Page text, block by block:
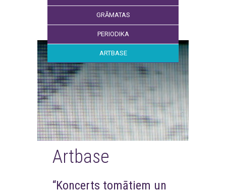
GRĀMATAS
PERIODIKA
ARTBASE
Artbase
“Koncerts tomātiem un